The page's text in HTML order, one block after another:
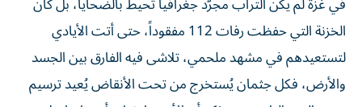
الخزنة التي حفظت رفات 112 مفقوداً، حتى أتت الأيادي
لتستعيدهم في مشهد ملحمي، تلاشى فيه الفارق بين الجسد
والأرض، فكل جثمان يُستخرج من تحت الأنقاض يُعيد ترسيم
حدود الحق التاريخي، ويؤكد أن الأرض لا تطرد أصحابها، بل